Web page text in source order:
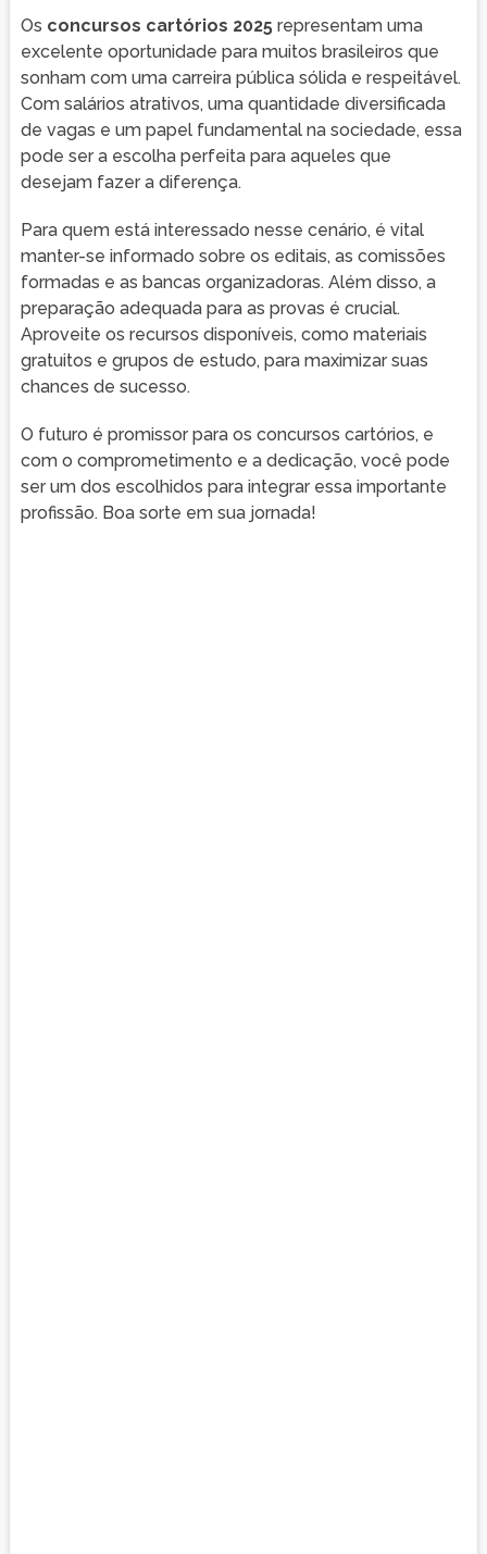
Os concursos cartórios 2025representam uma
excelente oportunidade para muitos brasileiros que
sonham com uma carreira pública sólida e respeitável.
Com salários atrativos, uma quantidade diversificada
de vagas e um papel fundamental na sociedade, essa
pode ser a escolha perfeita para aqueles que
desejam fazer a diferença.
Para quem está interessado nesse cenário, é vital
manter-se informado sobre os editais, as comissões
formadas e as bancas organizadoras. Além disso, a
preparação adequada para as provas é crucial.
Aproveite os recursos disponíveis, como materiais
gratuitos e grupos de estudo, para maximizar suas
chances de sucesso.
O futuro é promissor para os concursos cartórios, e
com o comprometimento e a dedicação, você pode
ser um dos escolhidos para integrar essa importante
profissão. Boa sorte em sua jornada!